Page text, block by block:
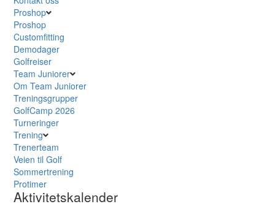
Proshop
Proshop
Customfitting
Demodager
Golfreiser
Team Juniorer
Om Team Juniorer
Treningsgrupper
GolfCamp 2026
Turneringer
Trening
Trenerteam
Veien til Golf
Sommertrening
Protimer
Aktivitetskalender